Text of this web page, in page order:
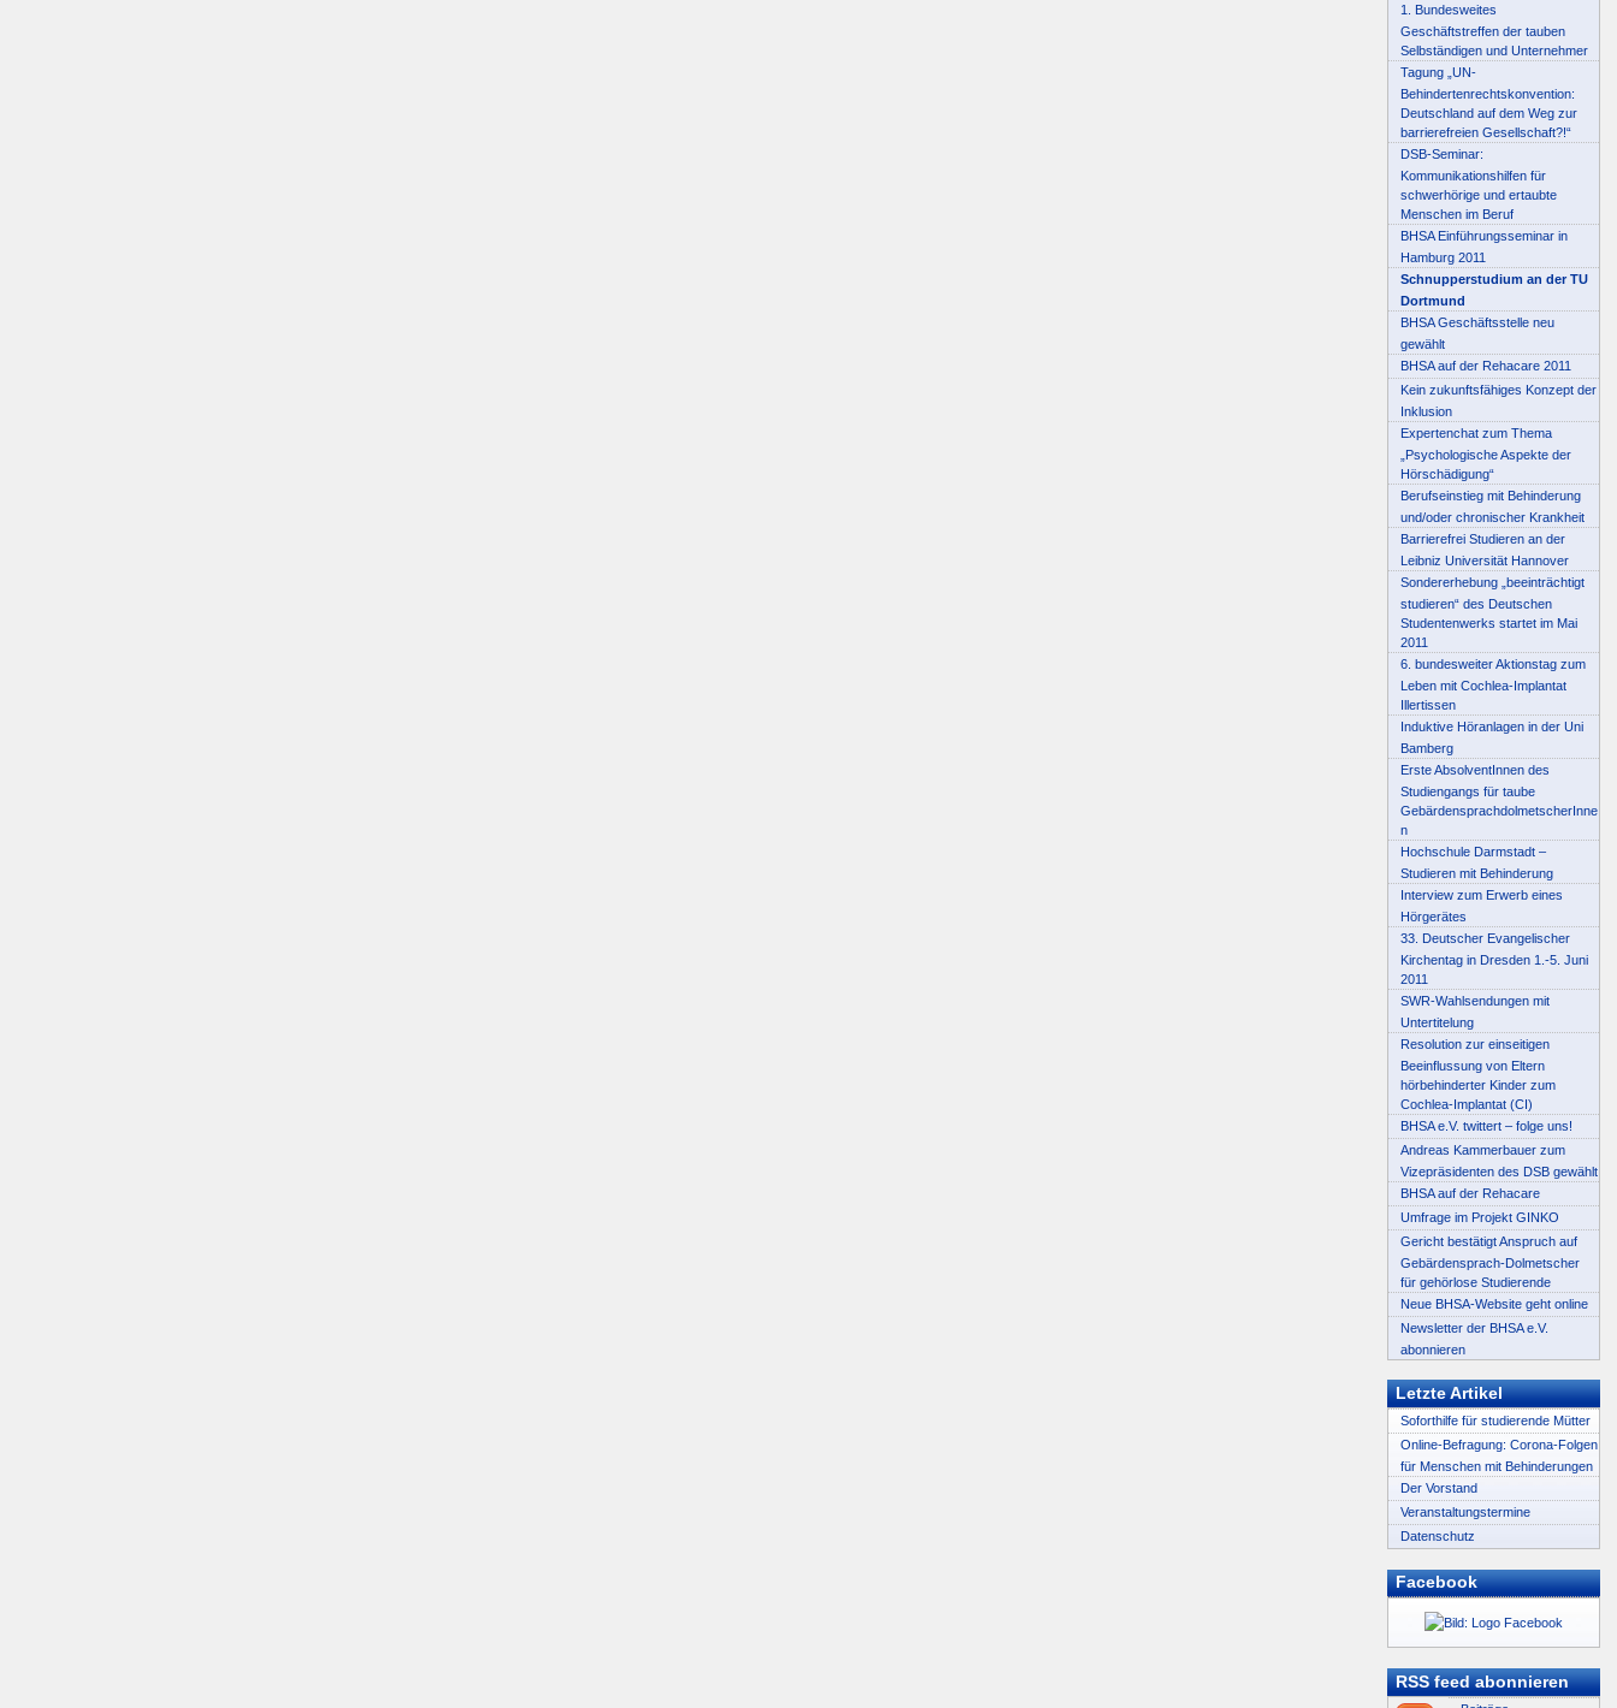
1. Bundesweites
Geschäftstreffen der tauben
Selbständigen und Unternehmer
Tagung „UN-
Behindertenrechtskonvention:
Deutschland auf dem Weg zur
barrierefreien Gesellschaft?!“
DSB-Seminar:
Kommunikationshilfen für
schwerhörige und ertaubte
Menschen im Beruf
BHSA Einführungsseminar in
Hamburg 2011
Schnupperstudium an der TU
Dortmund
BHSA Geschäftsstelle neu
gewählt
BHSA auf der Rehacare 2011
Kein zukunftsfähiges Konzept der
Inklusion
Expertenchat zum Thema
„Psychologische Aspekte der
Hörschädigung“
Berufseinstieg mit Behinderung
und/oder chronischer Krankheit
Barrierefrei Studieren an der
Leibniz Universität Hannover
Sondererhebung „beeinträchtigt
studieren“ des Deutschen
Studentenwerks startet im Mai
2011
6. bundesweiter Aktionstag zum
Leben mit Cochlea-Implantat
Illertissen
Induktive Höranlagen in der Uni
Bamberg
Erste AbsolventInnen des
Studiengangs für taube
GebärdensprachdolmetscherInne
n
Hochschule Darmstadt –
Studieren mit Behinderung
Interview zum Erwerb eines
Hörgerätes
33. Deutscher Evangelischer
Kirchentag in Dresden 1.-5. Juni
2011
SWR-Wahlsendungen mit
Untertitelung
Resolution zur einseitigen
Beeinflussung von Eltern
hörbehinderter Kinder zum
Cochlea-Implantat (CI)
BHSA e.V. twittert – folge uns!
Andreas Kammerbauer zum
Vizepräsidenten des DSB gewählt
BHSA auf der Rehacare
Umfrage im Projekt GINKO
Gericht bestätigt Anspruch auf
Gebärdensprach-Dolmetscher
für gehörlose Studierende
Neue BHSA-Website geht online
Newsletter der BHSA e.V.
abonnieren
Letzte Artikel
Soforthilfe für studierende Mütter
Online-Befragung: Corona-Folgen
für Menschen mit Behinderungen
Der Vorstand
Veranstaltungstermine
Datenschutz
Facebook
RSS feed abonnieren